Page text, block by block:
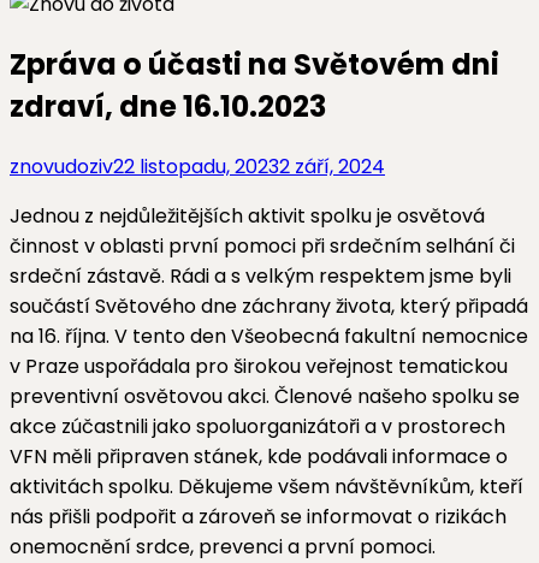
Zpráva o účasti na Světovém dni
zdraví, dne 16.10.2023
znovudoziv22 listopadu, 20232 září, 2024
Jednou z nejdůležitějších aktivit spolku je osvětová
činnost v oblasti první pomoci při srdečním selhání či
srdeční zástavě. Rádi a s velkým respektem jsme byli
součástí Světového dne záchrany života, který připadá
na 16. října. V tento den Všeobecná fakultní nemocnice
v Praze uspořádala pro širokou veřejnost tematickou
preventivní osvětovou akci. Členové našeho spolku se
akce zúčastnili jako spoluorganizátoři a v prostorech
VFN měli připraven stánek, kde podávali informace o
aktivitách spolku. Děkujeme všem návštěvníkům, kteří
nás přišli podpořit a zároveň se informovat o rizikách
onemocnění srdce, prevenci a první pomoci.